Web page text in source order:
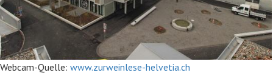
Webcam-Quelle: www.zurweinlese-helvetia.ch